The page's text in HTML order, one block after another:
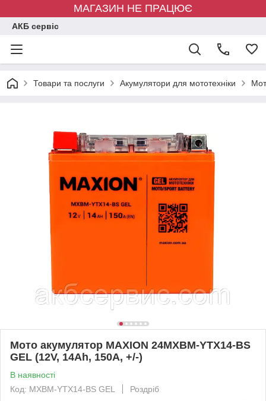
МАГАЗИН НЕ ПРАЦЮЄ
АКБ сервіс
Товари та послуги Акумулятори для мототехніки
Мото акумулятор MAXION 24MXBM-YTX14-BS
GEL (12V, 14Ah, 150A, +/-)
В наявності
Код: MXBM-YTX14-BS GEL
Роздріб